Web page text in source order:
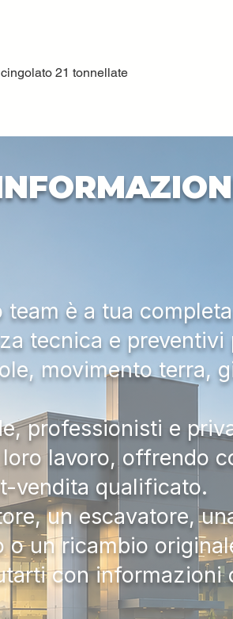
Vista rapida
21 tonnellate
è a tua
tecnica e preventivi
movimento terra,
professionisti e
lavoro, offrendo
vendita qualificato.
un escavatore,
un ricambio
con informazioni